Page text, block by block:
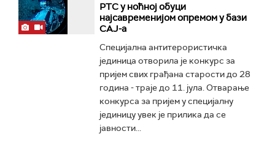
РТС у ноћној обуци
најсавременијом опремом у бази
САЈ-а
Специјална антитерористичка
јединица отворила је конкурс за
пријем свих грађана старости до 28
година - траје до 11. јула. Отварање
конкурса за пријем у специјалну
јединицу увек је прилика да се
јавности...